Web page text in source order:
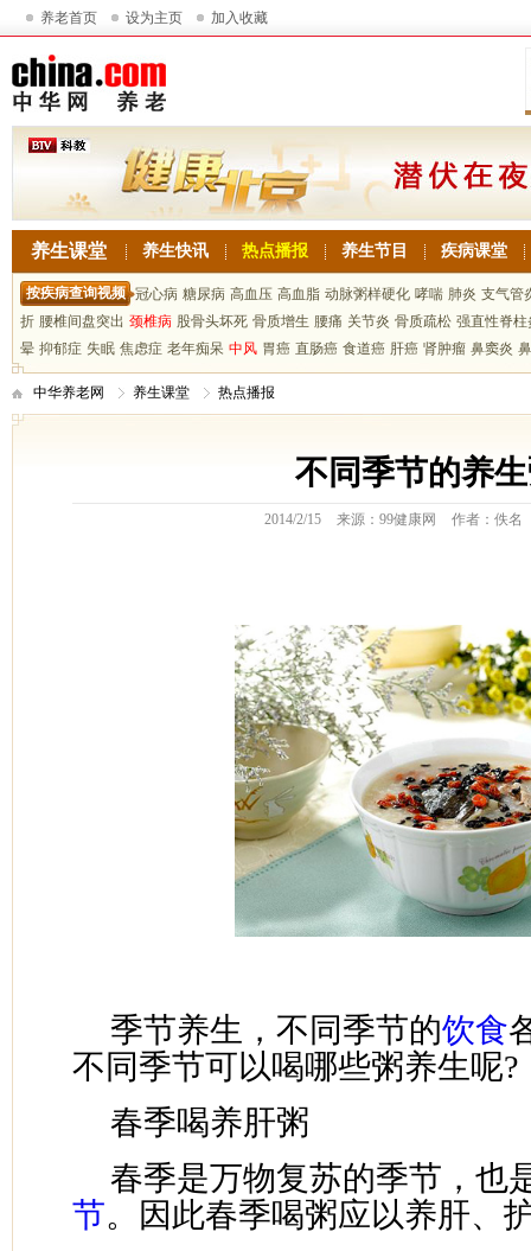
养老首页 设为主页 加入收藏
养生课堂 养生快讯 热点播报 养生节目 疾病课堂
按疾病查询视频 冠心病 糖尿病 高血压 高血脂 动脉粥样硬化 哮喘 肺炎 支气管
折 腰椎间盘突出 颈椎病 股骨头坏死 骨质增生 腰痛 关节炎 骨质疏松 强直性脊柱
晕 抑郁症 失眠 焦虑症 老年痴呆 中风 胃癌 直肠癌 食道癌 肝癌 肾肿瘤 鼻窦炎
中华养老网 养生课堂 热点播报
不同季节的养
2014/2/15 来源：99健康网 作者：佚名
季节养生，不同季节的饮食
不同季节可以喝哪些粥养生呢?
春季喝养肝粥
春季是万物复苏的季节，也
节。因此春季喝粥应以养肝、